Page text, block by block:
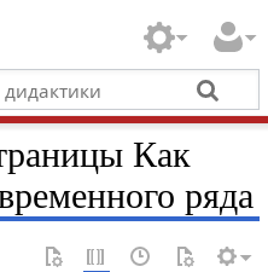
Как
ряда